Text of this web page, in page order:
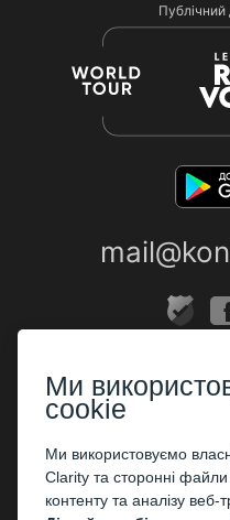
Публічний
Ми
cookie
Ми використовуємо
Clarity та сторонні файли
контенту та аналізу веб-